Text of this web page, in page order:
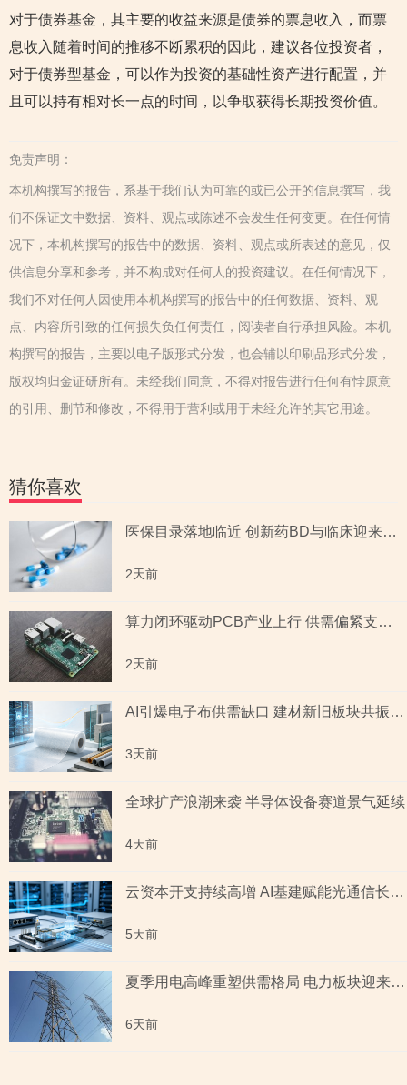
对于债券基金，其主要的收益来源是债券的票息收入，而票
息收入随着时间的推移不断累积的因此，建议各位投资者，
对于债券型基金，可以作为投资的基础性资产进行配置，并
且可以持有相对长一点的时间，以争取获得长期投资价值。
免责声明：
本机构撰写的报告，系基于我们认为可靠的或已公开的信息撰写，我
们不保证文中数据、资料、观点或陈述不会发生任何变更。在任何情
况下，本机构撰写的报告中的数据、资料、观点或所表述的意见，仅
供信息分享和参考，并不构成对任何人的投资建议。在任何情况下，
我们不对任何人因使用本机构撰写的报告中的任何数据、资料、观
点、内容所引致的任何损失负任何责任，阅读者自行承担风险。本机
构撰写的报告，主要以电子版形式分发，也会辅以印刷品形式分发，
版权均归金证研所有。未经我们同意，不得对报告进行任何有悖原意
的引用、删节和修改，不得用于营利或用于未经允许的其它用途。
猜你喜欢
医保目录落地临近 创新药BD与临床迎来多重催化
2天前
算力闭环驱动PCB产业上行 供需偏紧支撑景气延续
2天前
AI引爆电子布供需缺口 建材新旧板块共振回暖
3天前
全球扩产浪潮来袭 半导体设备赛道景气延续
4天前
云资本开支持续高增 AI基建赋能光通信长期成长
5天前
夏季用电高峰重塑供需格局 电力板块迎来量价齐升
6天前